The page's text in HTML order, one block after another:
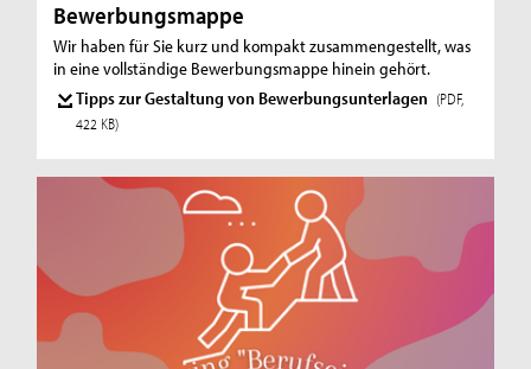
Bewerbungsmappe
Wir haben für Sie kurz und kompakt zusammengestellt, was
in eine vollständige Bewerbungsmappe hinein gehört.
Tipps zur Gestaltung von Bewerbungsunterlagen (PDF,
422 KB)